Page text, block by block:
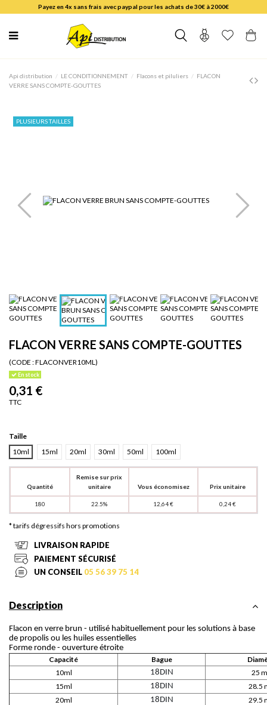
Payez en 4x sans frais avec paypal pour les achats de 30€ à 2000€
Api distribution LE CONDITIONNEMENT Flacons et piluliers
FLACON
VERRE SANS COMPTE-GOUTTES
PLUSIEURS TAILLES
FLACON VERRE SANS COMPTE-GOUTTES
(CODE :FLACONVER10ML)
En stock
0,31 €
TTC
Taille
10ml
15ml 20ml 30ml 50ml 100ml
Quantité
Remise sur prix
unitaire
Vous économisez Prix unitaire
180 22.5% 12,64 € 0,24 €
* tarifs dégressifs hors promotions
LIVRAISON RAPIDE
PAIEMENT SÉCURISÉ
UN CONSEIL 05 56 39 75 14
Description
Flacon en verre brun - utilisé habituellement pour les solutions à base
de propolis ou les huiles essentielles
Forme ronde - ouverture étroite
Capacité
Bague
10ml
18DIN
25
15ml
18DIN
28.5
20ml
18DIN
29.5